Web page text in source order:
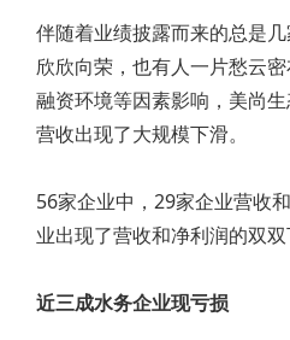
伴随着业绩披露而来的总是
欣欣向荣，也有人一片愁云密
融资环境等因素影响，美尚
营收出现了大规模下滑。
56家企业中，29家企业营收
业出现了营收和净利润的双双
近三成水务企业现亏损